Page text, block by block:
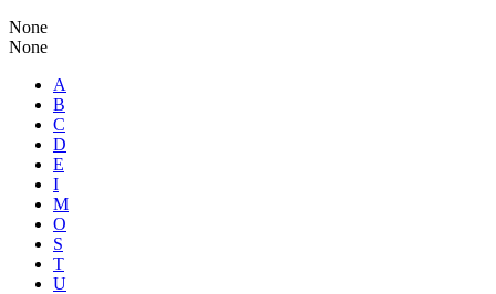
None
None
A
B
C
D
E
I
M
O
S
T
U